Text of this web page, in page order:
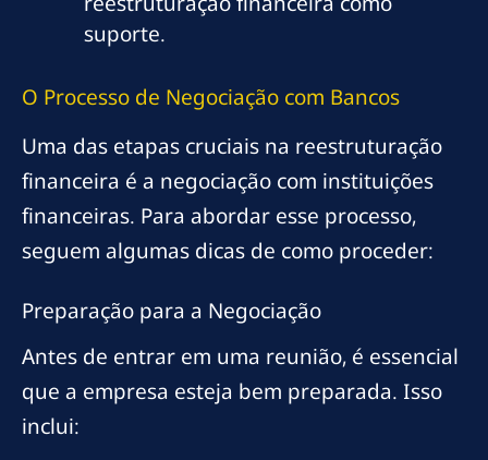
suporte.
O Processo de Negociação com Bancos
Uma das etapas cruciais na reestruturação
financeira é a negociação com instituições
financeiras. Para abordar esse processo,
seguem algumas dicas de como proceder:
Preparação para a Negociação
Antes de entrar em uma reunião, é essencial
que a empresa esteja bem preparada. Isso
inclui: